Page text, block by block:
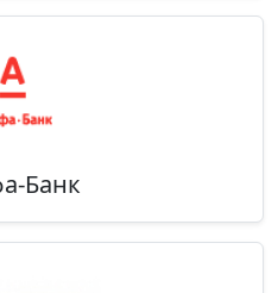
Банк